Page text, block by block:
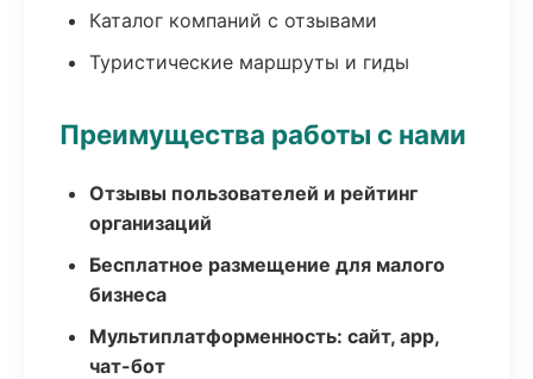
Каталог компаний с отзывами
Туристические маршруты и гиды
Преимущества работы с нами
Отзывы пользователей и рейтинг
организаций
Бесплатное размещение для малого
бизнеса
Мультиплатформенность: сайт, app,
чат-бот